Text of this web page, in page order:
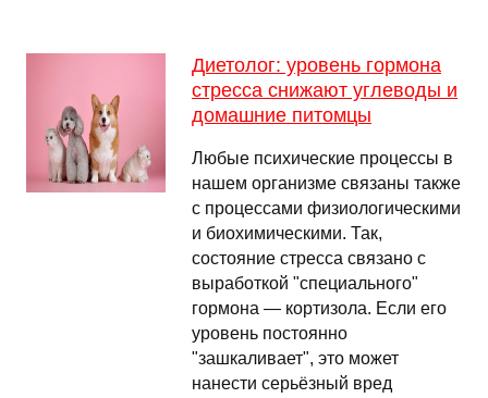
Диетолог: уровень гормона
стресса снижают углеводы и
домашние питомцы
Любые психические процессы в
нашем организме связаны также
с процессами физиологическими
и биохимическими. Так,
состояние стресса связано с
выработкой "специального"
гормона — кортизола. Если его
уровень постоянно
"зашкаливает", это может
нанести серьёзный вред